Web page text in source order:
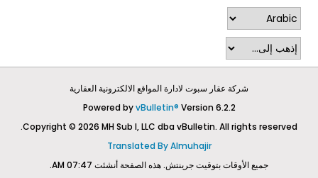
شركة عقار سبوت لادارة المواقع الالكترونية العقارية
Powered byvBulletin® Version 6.2.2
Copyright © 2026 MH Sub I, LLC dba vBulletin. All rights reserved.
Translated By Almuhajir
جميع الأوقات بتوقيت جرينتش. هذه الصفحة أنشئت 07:47 AM.